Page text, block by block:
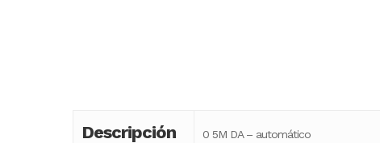
Descripción
0 5M DA – automático